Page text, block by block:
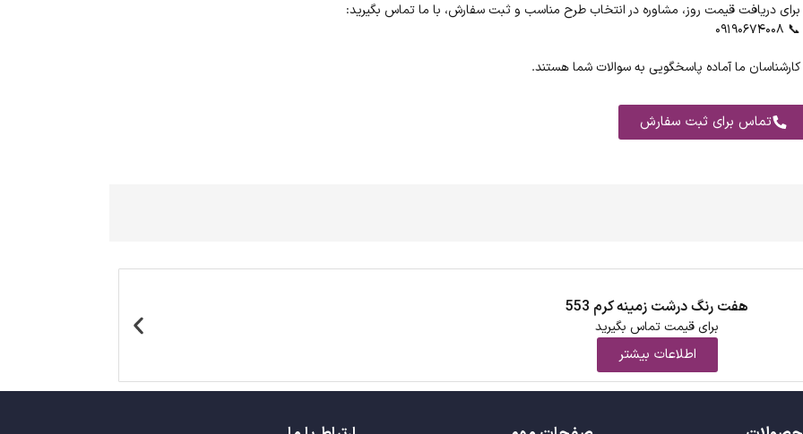
برای دریافت قیمت روز، مشاوره در انتخاب طرح مناسب و ثبت سفارش، با ما تماس بگیرید:
📞 ۰۹۱۹۰۶۷۴۰۰۸
کارشناسان ما آماده پاسخگویی به سوالات شما هستند.
تماس برای ثبت سفارش
هفت رنگ درشت زمینه کرم 553
برای قیمت تماس بگیرید
اطلاعات بیشتر